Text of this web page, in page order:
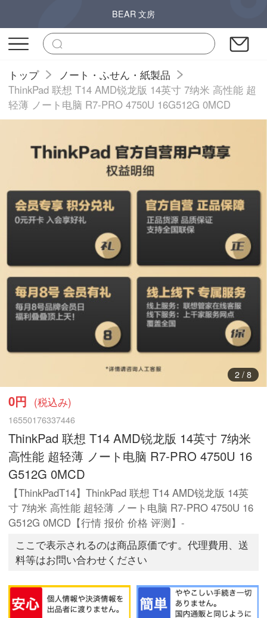
BEAR 文房
トップ
ノート・ふせん・紙製品
ThinkPad 联想 T14 AMD锐龙版 14英寸 7纳米 高性能 超
轻薄 ノート电脑 R7-PRO 4750U 16G512G 0MCD
3/ 8
0円 (税込み)
16550176337446
ThinkPad 联想 T14 AMD锐龙版 14英寸 7纳米
高性能 超轻薄 ノート电脑 R7-PRO 4750U 16
G512G 0MCD
【ThinkPadT14】ThinkPad 联想 T14 AMD锐龙版 14英
寸 7纳米 高性能 超轻薄 ノート电脑 R7-PRO 4750U 16
G512G 0MCD【行情 报价 价格 评测】-
ここで表示されるのは商品原価です。代理費用、送
料等はお問い合わせください